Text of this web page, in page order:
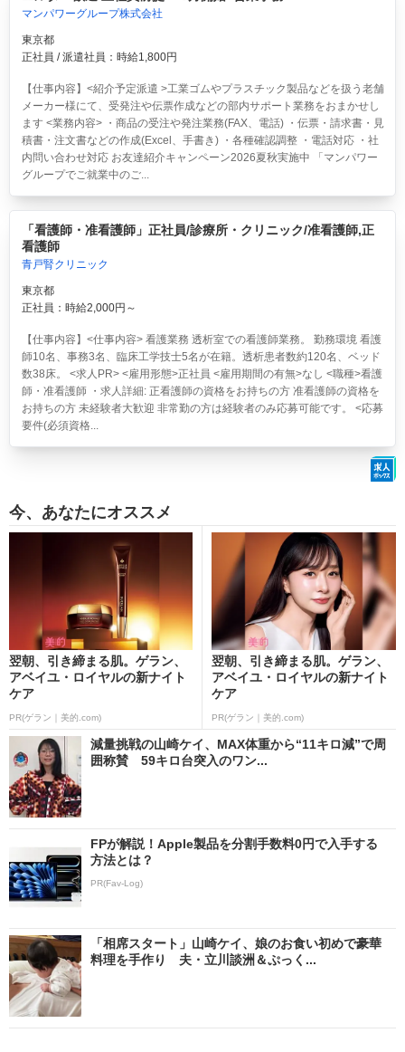
マンパワーグループ株式会社
東京都
正社員 / 派遣社員：時給1,800円
【仕事内容】<紹介予定派遣 >工業ゴムやプラスチック製品などを扱う老舗
メーカー様にて、受発注や伝票作成などの部内サポート業務をおまかせし
ます <業務内容> ・商品の受注や発注業務(FAX、電話) ・伝票・請求書・見
積書・注文書などの作成(Excel、手書き) ・各種確認調整 ・電話対応 ・社
内問い合わせ対応 お友達紹介キャンペーン2026夏秋実施中 「マンパワー
グループでご就業中のご...
「看護師・准看護師」正社員/診療所・クリニック/准看護師,正
看護師
青戸腎クリニック
東京都
正社員：時給2,000円～
【仕事内容】<仕事内容> 看護業務 透析室での看護師業務。 勤務環境 看護
師10名、事務3名、臨床工学技士5名が在籍。透析患者数約120名、ベッド
数38床。 <求人PR> <雇用形態>正社員 <雇用期間の有無>なし <職種>看護
師・准看護師 ・求人詳細: 正看護師の資格をお持ちの方 准看護師の資格を
お持ちの方 未経験者大歓迎 非常勤の方は経験者のみ応募可能です。 <応募
要件(必須資格...
今、あなたにオススメ
翌朝、引き締まる肌。ゲラン、
アベイユ・ロイヤルの新ナイト
ケア
PR(ゲラン｜美的.com)
翌朝、引き締まる肌。ゲラン、
アベイユ・ロイヤルの新ナイト
ケア
PR(ゲラン｜美的.com)
減量挑戦の山崎ケイ、MAX体重から“11キロ減”で周
囲称賛 59キロ台突入のワン...
FPが解説！Apple製品を分割手数料0円で入手する
方法とは？
PR(Fav-Log)
「相席スタート」山崎ケイ、娘のお食い初めで豪華
料理を手作り 夫・立川談洲＆ぷっく...